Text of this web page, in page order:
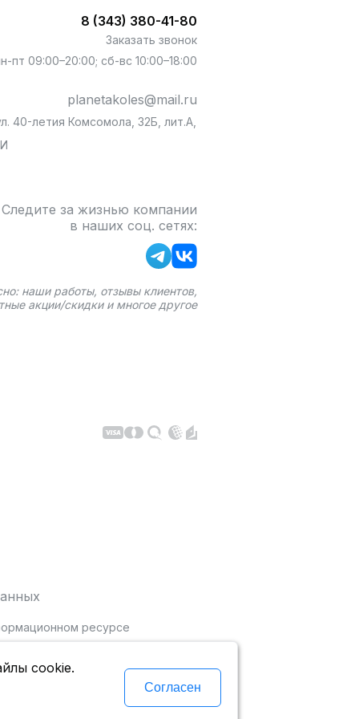
8 (343) 380-41-80
Заказать звонок
пт 09:00–20:00; сб-вс 10:00–18:00
planetakoles@mail.ru
40-летия Комсомола, 32Б, лит.А,
Следите за жизнью компании
в наших соц. сетях:
наши работы, отзывы клиентов,
акции/скидки и многое другое
ресурсе
cookie.
Согласен